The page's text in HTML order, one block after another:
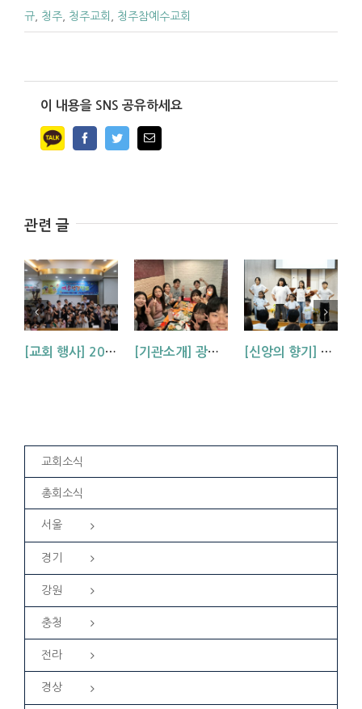
규
청주 청주교회 청주참예수교회
이 내용을 SNS 공유하세요
FacebookTwitterEmail
관련 글
[교회 행사] 2026 아동부 연합 여름성경학교 (부산, 거제, 대구) [기관소개] 광주교회 청년부를 소개합니다! [신앙의 향기] 우리 하나님은 크시다네_아동부 찬양
교회소식
총회소식
서울
경기
강원
충청
전라
경상